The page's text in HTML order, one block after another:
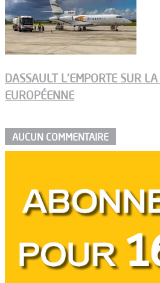
DASSAULT L’EMPORTE SUR
EUROPÉENNE
AUCUN COMMENTAIRE